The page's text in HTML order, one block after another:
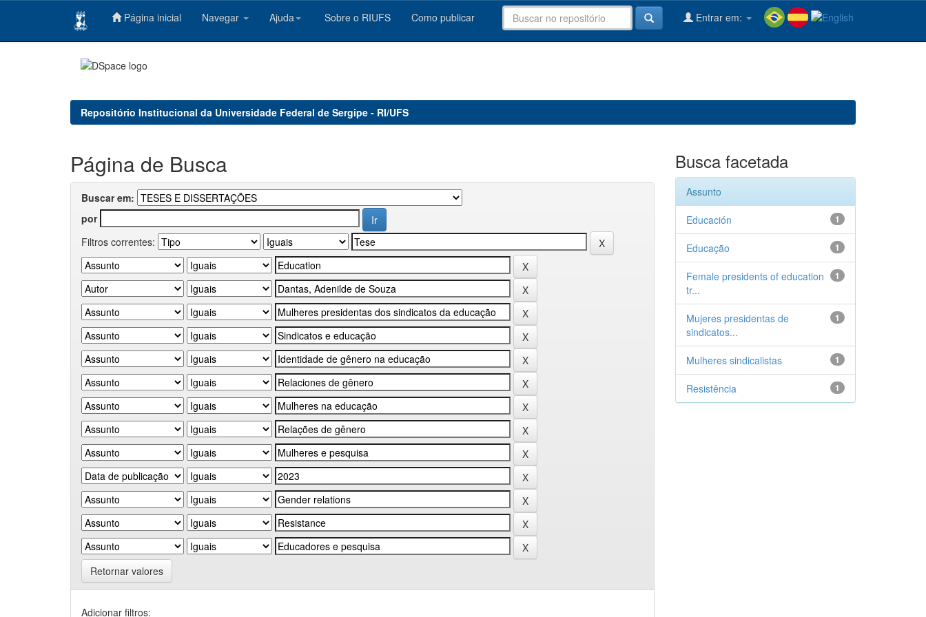
Página inicial Navegar Ajuda Sobre o RIUFS Como publicar Entrar em:
Repositório Institucional da Universidade Federal de Sergipe - RI/UFS
Página de Busca
Buscar em:
por
Filtros correntes:
Retornar valores
Adicionar filtros:
Busca facetada
Assunto
1
Educación
1
Educação
1
Female presidents of education
tr...
1
Mujeres presidentas de
sindicatos...
1
Mulheres sindicalistas
1
Resistência